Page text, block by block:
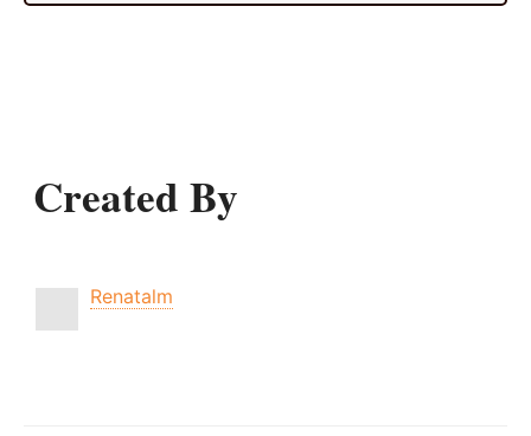
Created By
Renatalm